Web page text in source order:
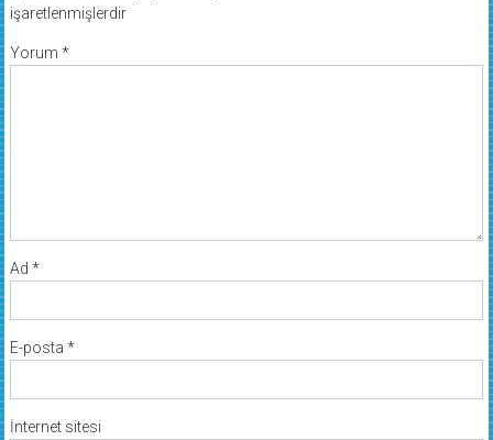
işaretlenmişlerdir
Yorum *
Ad *
E-posta *
İnternet sitesi